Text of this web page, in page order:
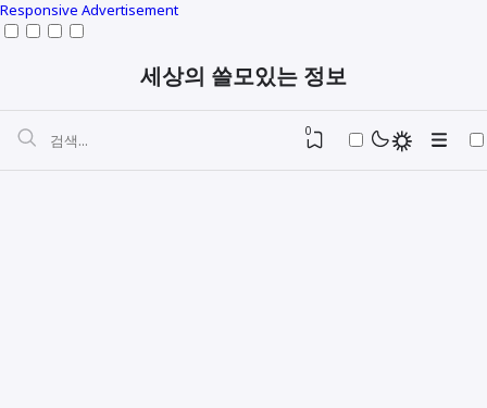
Responsive Advertisement
세상의 쓸모있는 정보
0